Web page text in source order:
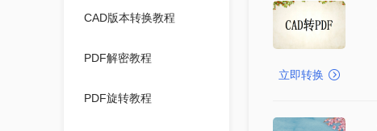
CAD版本转换教程
PDF解密教程
PDF旋转教程
立即转换